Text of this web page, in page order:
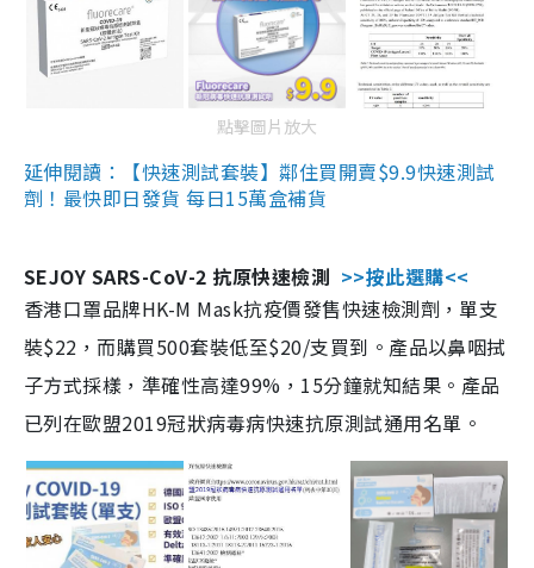
點擊圖片放大
延伸閱讀：【快速測試套裝】鄰住買開賣$9.9快速測試
劑！最快即日發貨 每日15萬盒補貨
SEJOY SARS-CoV-2 抗原快速檢測 >>按此選購<<
香港口罩品牌HK-M Mask抗疫價發售快速檢測劑，單支
裝$22，而購買500套裝低至$20/支買到。產品以鼻咽拭
子方式採樣，準確性高達99%，15分鐘就知結果。產品
已列在歐盟2019冠狀病毒病快速抗原測試通用名單。